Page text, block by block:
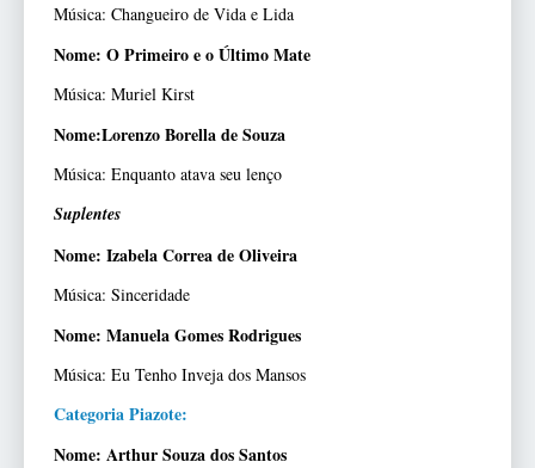
Música: Changueiro de Vida e Lida
Nome: O Primeiro e o Último Mate
Música: Muriel Kirst
Nome:Lorenzo Borella de Souza
Música: Enquanto atava seu lenço
Suplentes
Nome: Izabela Correa de Oliveira
Música: Sinceridade
Nome: Manuela Gomes Rodrigues
Música: Eu Tenho Inveja dos Mansos
Categoria Piazote:
Nome: Arthur Souza dos Santos